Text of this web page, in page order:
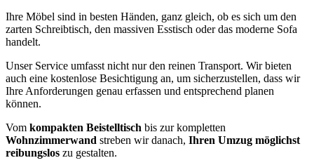
Ihre Möbel sind in besten Händen, ganz gleich, ob es sich um den
zarten Schreibtisch, den massiven Esstisch oder das moderne Sofa
handelt.
Unser Service umfasst nicht nur den reinen Transport. Wir bieten
auch eine kostenlose Besichtigung an, um sicherzustellen, dass wir
Ihre Anforderungen genau erfassen und entsprechend planen
können.
Vom kompakten Beistelltisch bis zur kompletten
Wohnzimmerwand streben wir danach, Ihren Umzug möglichst
reibungslos zu gestalten.